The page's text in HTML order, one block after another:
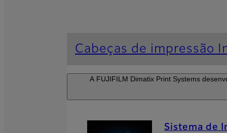
Cabeças de impressão
A FUJIFILM Dimatix Print Systems
Sistema de